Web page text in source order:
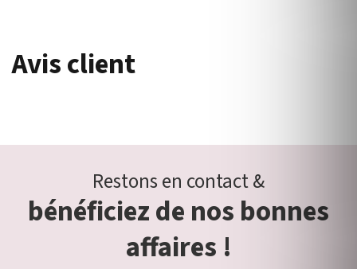
Avis client
Restons en contact &
bénéficiez de nos bonnes
affaires !